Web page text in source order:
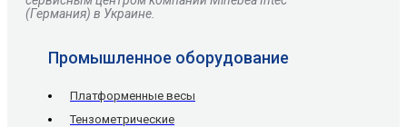
(Германия) в Украине.
Промышленное оборудование
Платформенные весы
Тензометрические